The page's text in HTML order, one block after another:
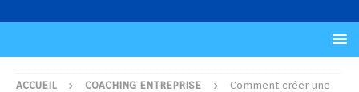
ACCUEIL COACHING ENTREPRISE
Comment créer une